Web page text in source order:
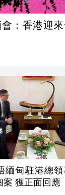
：香港迎
緬甸駐港總
案 獲正面回應